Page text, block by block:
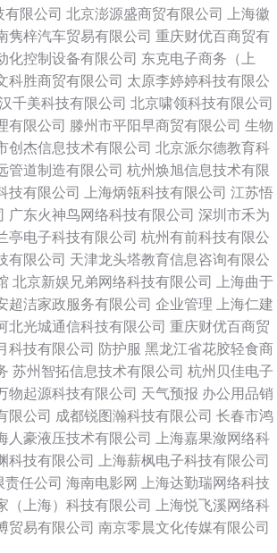
有限公司 北京澎源盛商贸有限公司
上海徽
隽梓汽车贸易有限公司 重庆财优百商贸有
化控制设备有限公司 东克电子商务（上
科胜商贸有限公司 太原李婷婷科技有限公
千美科技有限公司 北京啸领科技有限公司
有限公司 滕州市平阳早商贸有限公司 生物
创杰信息技术有限公司 北京派尔德教育科
管道制造有限公司 杭州焕旭信息技术有限
技有限公司 上海炳瓴科技有限公司 江苏悟
广东火神鸟网络科技有限公司 深圳市禾为
亭电子科技有限公司 杭州有前科技有限公
有限公司 天津龙头塔教育信息咨询有限公
北京新娱兄弟网络科技有限公司
上海曲于
超洁家政服务有限公司 企业管理
上海仁建
北光城通信科技有限公司 重庆财优百商贸
科技有限公司 防护服 黑龙江省花胶轻食商
苏州智拓信息技术有限公司 杭州贝佳电子
物起源科技有限公司 天气预报 办公用品销
限公司 成都锐图瀚科技有限公司 长春市鸿
人豪液压技术有限公司
上海嘉果潋网络科
科技有限公司
上海薪枫电子科技有限公司
责任公司 海南电影网
上海达勤瑞网络科技
（上海）科技有限公司
上海悦飞溪网络科
贸易有限公司 南京零晨文化传媒有限公司